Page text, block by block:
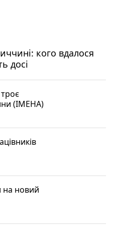
кого вдалося
досі
(ІМЕНА)
на новий